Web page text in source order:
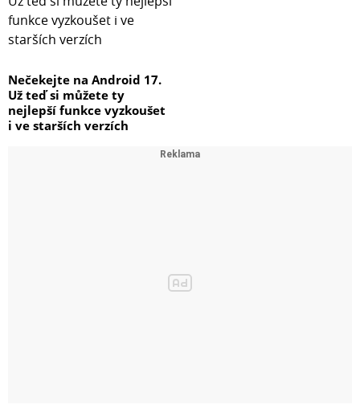
Nečekejte na Android 17.
Už teď si můžete ty
nejlepší funkce vyzkoušet
i ve starších verzích